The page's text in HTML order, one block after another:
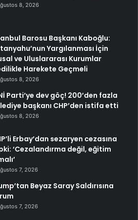
8, 2026
Barosu Başkanı Kaboğlu:
Yargılanması İçin
ve Uluslararası Kurumlar
Harekete Geçmeli
8, 2026
Parti’ye dev göç! 200’den fazla
başkanı CHP’den istifa etti
8, 2026
Erbay’dan sezaryen cezasına
‘Cezalandırma değil, eğitim
7, 2026
Beyaz Saray Saldırısına
7, 2026